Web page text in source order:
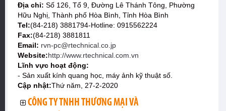
Địa chỉ: Số 126, Tổ 9, Đường Lê Thánh Tông, Phường
Hữu Nghị, Thành phố Hòa Bình, Tỉnh Hòa Bình
Tel:(84-218) 3881794-Hotline: 0915562224
Fax:(84-218) 3881811
Email: rvn-pc@rtechnical.co.jp
Website:http://www.rtechnical.com.vn
Lĩnh vực hoạt động:
- Sản xuất kính quang học, máy ảnh kỹ thuật số.
Cập nhật:Thứ năm, 27-2-2020
CÔNG TY TNHH THƯƠNG MẠI VÀ